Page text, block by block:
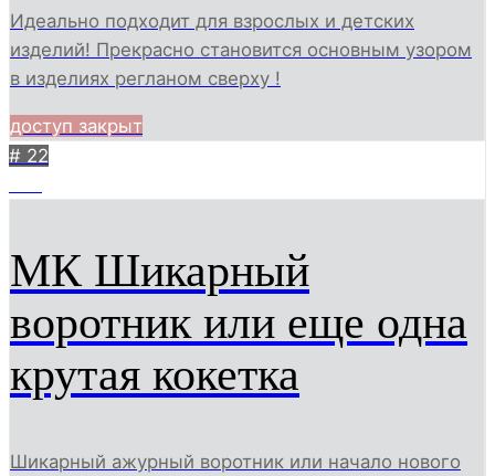
Идеально подходит для взрослых и детских
изделий! Прекрасно становится основным узором
в изделиях регланом сверху !
доступ закрыт
# 22
МК Шикарный
воротник или еще одна
крутая кокетка
Шикарный ажурный воротник или начало нового